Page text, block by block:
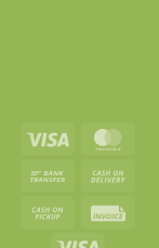
Visa
Bank
Cash
on